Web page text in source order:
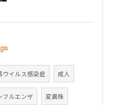
ウイルス感染症 成人
フルエンザ 変異株